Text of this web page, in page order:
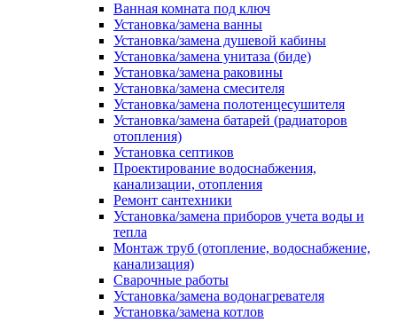
Ванная комната под ключ
Установка/замена ванны
Установка/замена душевой кабины
Установка/замена унитаза (биде)
Установка/замена раковины
Установка/замена смесителя
Установка/замена полотенцесушителя
Установка/замена батарей (радиаторов
отопления)
Установка септиков
Проектирование водоснабжения,
канализации, отопления
Ремонт сантехники
Установка/замена приборов учета воды и
тепла
Монтаж труб (отопление, водоснабжение,
канализация)
Сварочные работы
Установка/замена водонагревателя
Установка/замена котлов